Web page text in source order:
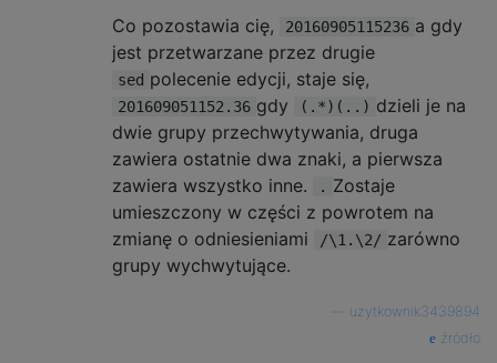
Co pozostawia cię, 20160905115236 a gdy
jest przetwarzane przez drugie
sed polecenie edycji, staje się,
201609051152.36 gdy (.*)(..) dzieli je na
dwie grupy przechwytywania, druga
zawiera ostatnie dwa znaki, a pierwsza
zawiera wszystko inne.
. Zostaje
umieszczony w części z powrotem na
zmianę o odniesieniami
/\1.\2/ zarówno
grupy wychwytujące.
użytkownik3439894
źródło